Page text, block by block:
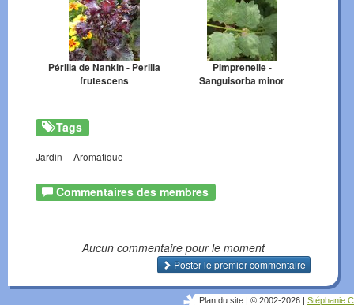
Périlla de Nankin - Perilla
frutescens
Pimprenelle -
Sanguisorba minor
Tags
Jardin Aromatique
Commentaires des membres
Aucun commentaire pour le moment
Poster le premier commentaire
Plan du site | © 2002-2026 | Stéphanie C